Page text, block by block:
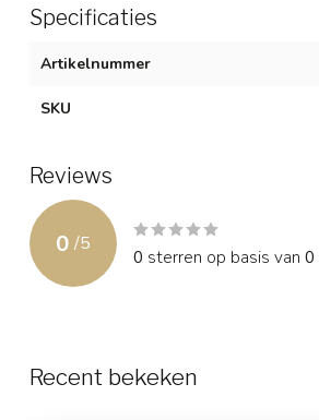
Specificaties
Artikelnummer
SKU
Reviews
0 /5
0 sterren op basis van 0
Recent bekeken